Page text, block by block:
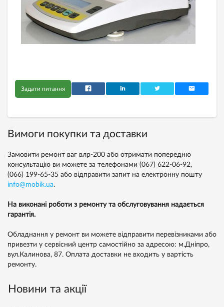
Задати питання
Вимоги покупки та доставки
Замовити ремонт ваг влр-200 або отримати попередню
консультацію ви можете за телефонами (067) 622-06-92,
(066) 199-65-35 або відправити запит на електронну пошту
info@mobik.ua.
На виконані роботи з ремонту та обслуговування надається
гарантія.
Обладнання у ремонт ви можете відправити перевізниками або
привезти у сервісний центр самостійно за адресою: м.Дніпро,
вул.Калинова, 87. Оплата доставки не входить у вартість
ремонту.
Новини та акції